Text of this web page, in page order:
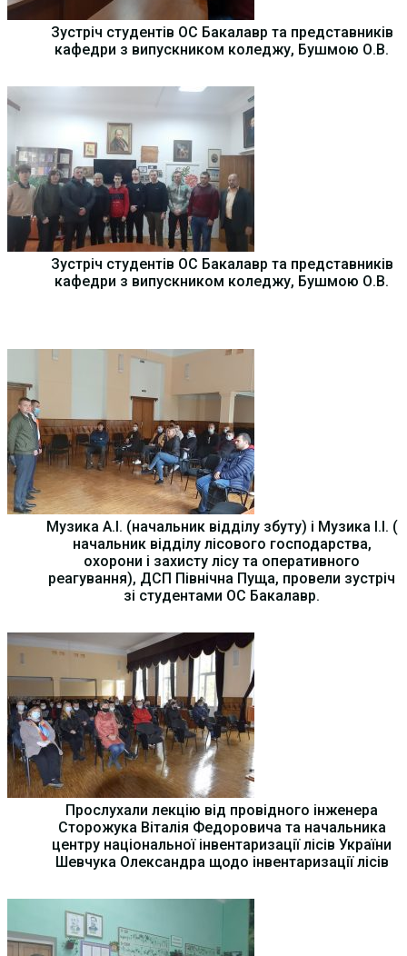
Зустріч студентів ОС Бакалавр та представників
кафедри з випускником коледжу, Бушмою О.В.
Зустріч студентів ОС Бакалавр та представників
кафедри з випускником коледжу, Бушмою О.В.
Музика А.І. (начальник відділу збуту) і Музика І.І. (
начальник відділу лісового господарства,
охорони і захисту лісу та оперативного
реагування), ДСП Північна Пуща, провели зустріч
зі студентами ОС Бакалавр.
Прослухали лекцію від провідного інженера
Сторожука Віталія Федоровича та начальника
центру національної інвентаризації лісів України
Шевчука Олександра щодо інвентаризації лісів